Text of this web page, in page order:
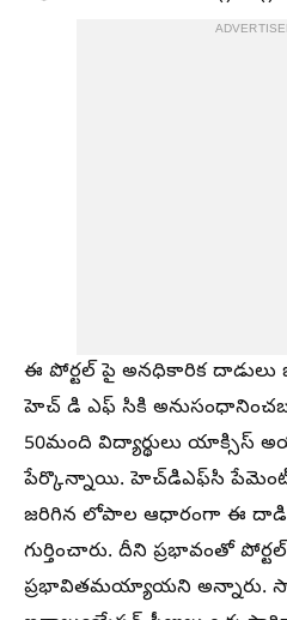
ఈ పోర్టల్ పై అనధికారిక దాడులు
హెచ్ డి ఎఫ్ సికి
50మంది విద్యార్థులు యాక్సిస్
పేర్కొన్నాయి. హెచ్‌డిఎఫ్‌సి
జరిగిన లోపాల ఆధారంగా ఈ దాడి
గుర్తించారు. దీని ప్రభావంతో
ప్రభావితమయ్యాయని అన్నారు.